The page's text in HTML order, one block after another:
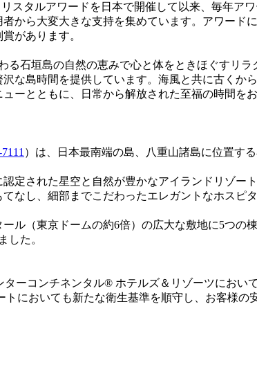
スタルアワードを日本で開催して以来、毎年ア
から大変大きな支持を集めています。アワード
があります。
石垣島の自然の恵みで心と体をときほぐすリ
な島時間を提供しています。海風と共に古くか
ーとともに、日常から解放された至福の時間を
）は、日本最南端の島、八重山諸島に位置す
定された星空と自然が豊かなアイランドリゾート
なし、細部までこだわったエレガントなホスピ
ル（東京ドームの約6倍）の広大な敷地に5つの
した。
ーコンチネンタル® ホテルズ＆リゾーツにおい
においても新たな衛生基準を順守し、お客様の